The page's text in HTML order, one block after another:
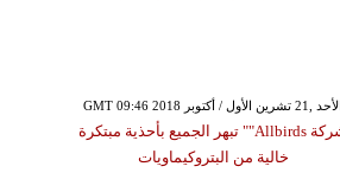
GMT 09:46 2018 الأحد ,21 تشرين الأول / أكتوبر
شركة Allbirds"" تبهر الجميع بأحذية مبتكرة
خالية من البتروكيماويات